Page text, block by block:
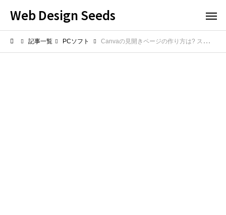
Web Design Seeds
記事一覧 PCソフト Canvaの見開きページの作り方は? スマホで2ページを並べてデザインする方法を紹介